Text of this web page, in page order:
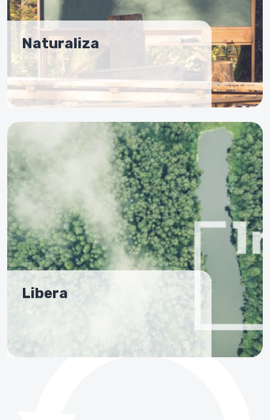
Naturaliza
Libera